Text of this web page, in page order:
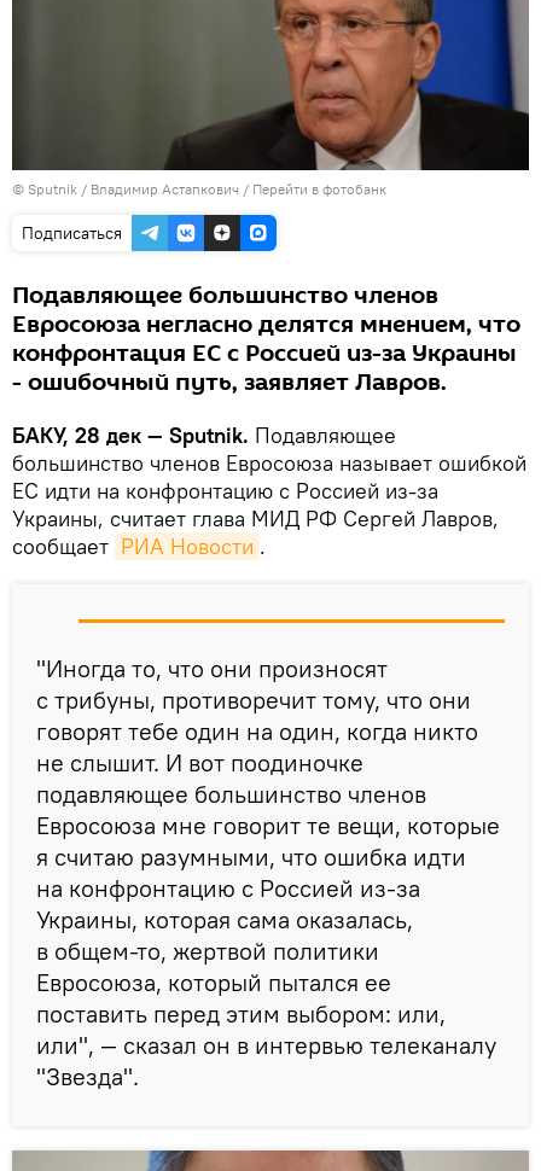
© Sputnik / Владимир Астапкович / Перейти в фотобанк
Подписаться
Подавляющее большинство членов
Евросоюза негласно делятся мнением, что
конфронтация ЕС с Россией из-за Украины
- ошибочный путь, заявляет Лавров.
БАКУ, 28 дек — Sputnik. Подавляющее
большинство членов Евросоюза называет ошибкой
ЕС идти на конфронтацию с Россией из-за
Украины, считает глава МИД РФ Сергей Лавров,
сообщает РИА Новости .
"Иногда то, что они произносят
с трибуны, противоречит тому, что они
говорят тебе один на один, когда никто
не слышит. И вот поодиночке
подавляющее большинство членов
Евросоюза мне говорит те вещи, которые
я считаю разумными, что ошибка идти
на конфронтацию с Россией из-за
Украины, которая сама оказалась,
в общем-то, жертвой политики
Евросоюза, который пытался ее
поставить перед этим выбором: или,
или", — сказал он в интервью телеканалу
"Звезда".